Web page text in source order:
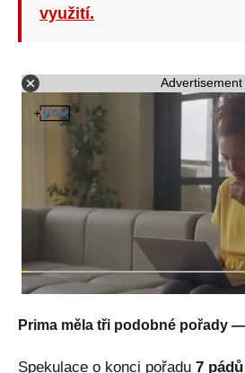
využití.
Advertisement
Prima měla tři podobné pořady
Spekulace o konci pořadu 7